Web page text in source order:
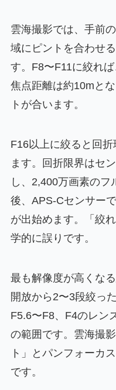
雲海撮影では、手前
域にピントを合わせ
す。F8〜F11に絞れ
焦点距離は約10mと
トが合います。
F16以上に絞ると回
ます。回折限界はセ
し、2,400万画素の
後、APS-Cセンサー
が出始めます。「絞
学的に誤りです。
最も解像度が高くな
開放から2〜3段絞っ
F5.6〜F8、F4のレン
の範囲です。雲海撮
ト」とパンフォーカ
です。